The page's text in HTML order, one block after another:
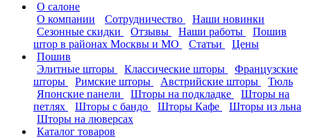
О салоне
О компании
Сотрудничество
Наши новинки
Сезонные скидки
Отзывы Наши работы
Пошив
штор в районах Москвы и МО
Статьи
Цены
Пошив
Элитные шторы
Классические шторы
Французские
шторы
Римские шторы Австрийские шторы
Тюль
Японские панели
Шторы на подкладке
Шторы на
петлях
Шторы с бандо Шторы Кафе
Шторы из льна
Шторы на люверсах
Каталог товаров